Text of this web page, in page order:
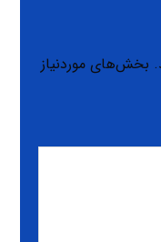
بخش‌های موردنیاز